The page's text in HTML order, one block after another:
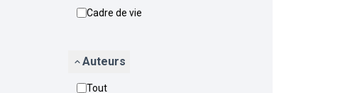
Cadre de vie
Auteurs
Tout